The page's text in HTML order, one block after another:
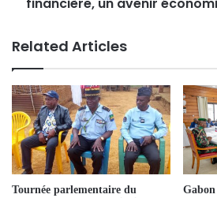
Related Articles
Tournée parlementaire du